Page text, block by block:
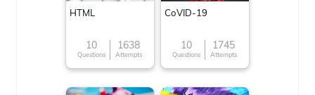
HTML
10
Questions
1638
Attempts
CoVID-19
10
Questions
1745
Attempts